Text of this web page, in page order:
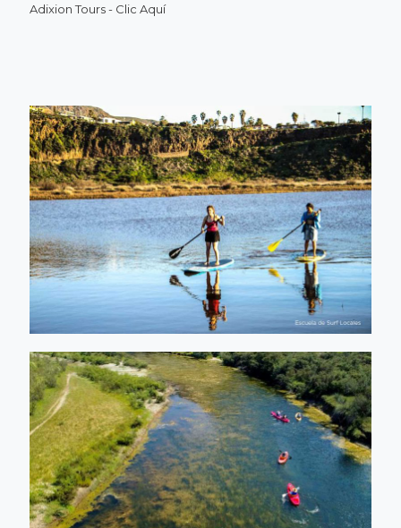
Adixion Tours - Clic Aquí